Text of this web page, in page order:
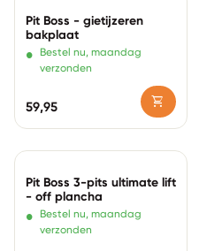
Pit Boss - gietijzeren
bakplaat
•
Bestel nu, maandag
verzonden
Normale prijs
59,95 shopping_cart
Pit Boss 3-pits ultimate lift
- off plancha
•
Bestel nu, maandag
verzonden